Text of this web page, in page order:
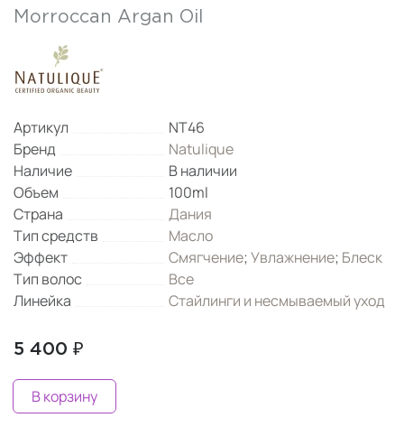
Morroccan Argan Oil
Артикул
NT46
Бренд
Natulique
Наличие
В наличии
Объем
100ml
Страна
Дания
Тип средств
Масло
Эффект
Смягчение;Увлажнение; Блеск
Тип волос
Все
Линейка
Стайлинги и несмываемый уход
5 400 ₽
В корзину